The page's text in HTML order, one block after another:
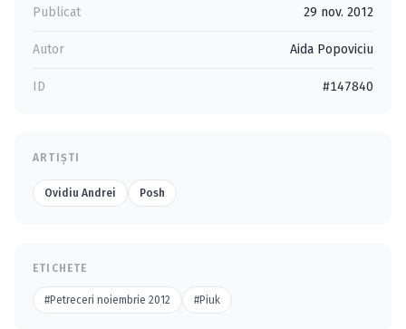
Publicat 29 nov. 2012
Autor Aida Popoviciu
ID #147840
ARTIȘTI
Ovidiu Andrei Posh
ETICHETE
#Petreceri noiembrie 2012 #Piuk